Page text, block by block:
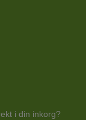
i din inkorg?